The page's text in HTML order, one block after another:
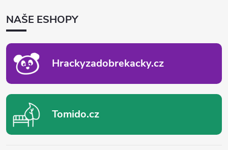
ANAŠE ESHOPY
Hrackyzadobrekacky.cz
Tomido.cz